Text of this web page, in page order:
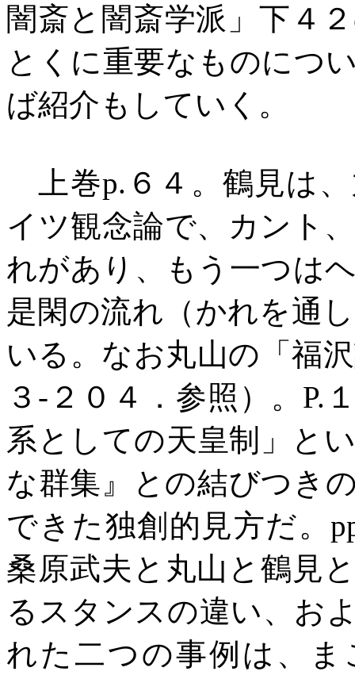
闇斎と闇斎学派」下４
とくに重要なものにつ
ば紹介もしていく。
上巻p. ６４。鶴見は
イツ観念論で、カント
れがあり、もう一つは
是閑の流れ（かれを通
いる。なお丸山の「福
３ - ２０４．参照）。 P.
系としての天皇制」と
な群集』との結びつき
できた独創的見方だ。
桑原武夫と丸山と鶴見
るスタンスの違い、お
れた二つの事例は、